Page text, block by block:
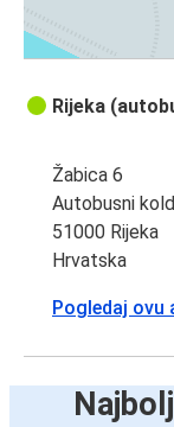
Rijeka
Žabica 6
Autobusni
51000 Rijeka
Hrvatska
Pogledaj ovu